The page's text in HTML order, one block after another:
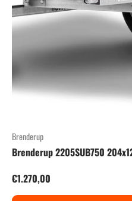
Brenderup
Brenderup 2205SUB750
Normaler Preis
€1.270,00